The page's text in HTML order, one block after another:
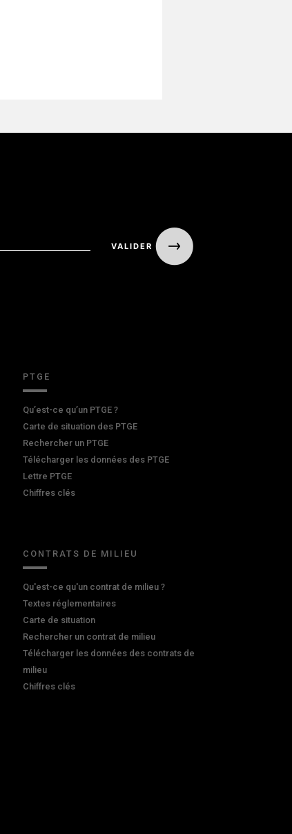
PTGE
Qu’est-ce qu’un PTGE ?
Carte de situation des PTGE
Rechercher un PTGE
Télécharger les données des PTGE
Lettre PTGE
Chiffres clés
CONTRATS DE MILIEU
Qu'est-ce qu'un contrat de milieu ?
Textes réglementaires
Carte de situation
Rechercher un contrat de milieu
Télécharger les données des contrats de
milieu
Chiffres clés